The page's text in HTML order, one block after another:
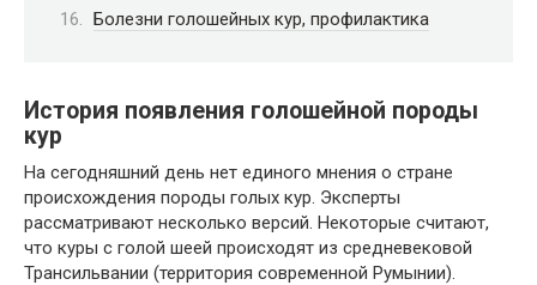
Болезни голошейных кур, профилактика
История появления голошейной породы
кур
На сегодняшний день нет единого мнения о стране
происхождения породы голых кур. Эксперты
рассматривают несколько версий. Некоторые считают,
что куры с голой шеей происходят из средневековой
Трансильвании (территория современной Румынии).